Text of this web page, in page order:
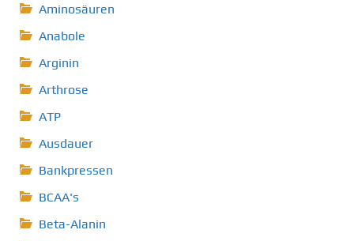
Aminosäuren
Anabole
Arginin
Arthrose
ATP
Ausdauer
Bankpressen
BCAA's
Beta-Alanin